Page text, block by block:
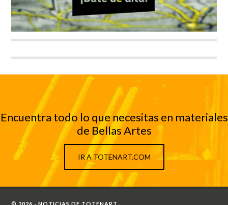
Encuentra todo lo que necesitas en materiales
de Bellas Artes
IR A TOTENART.COM